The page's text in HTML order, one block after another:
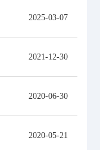
2025-03-07
2021-12-30
2020-06-30
2020-05-21